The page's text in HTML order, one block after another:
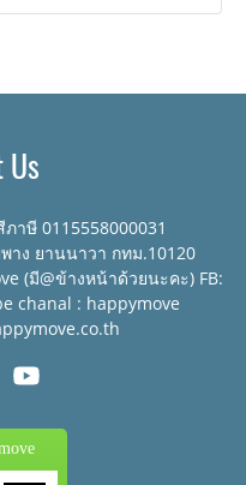
กแบบให้เปิดฝาถังได้โดยการ
Us
าษี 0115558000031
าง ยานนาวา กทม.10120
(มี@ข้างหน้าด้วยนะคะ) FB:
chanal : happymove